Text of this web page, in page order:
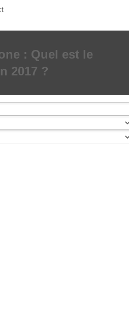
: Quel est le
2017 ?